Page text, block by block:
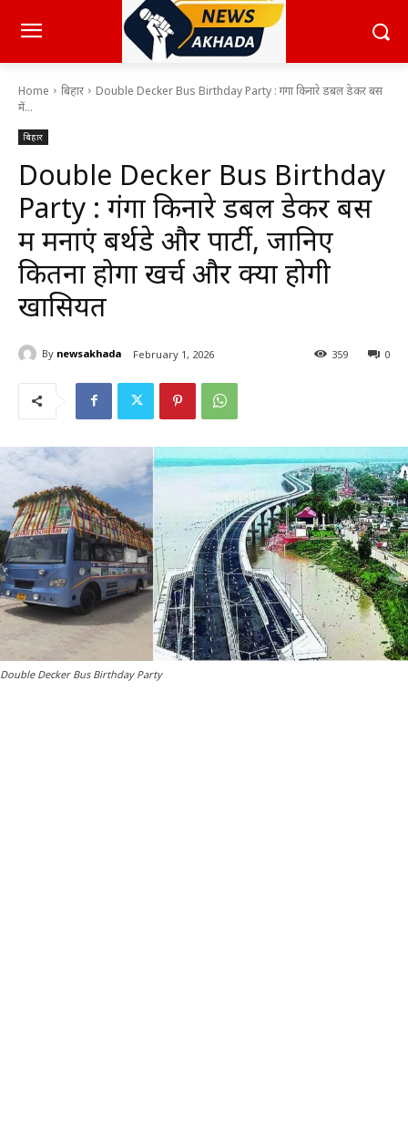
Home बिहार
Double Decker Bus Birthday Party : गंगा किनारे डबल डेकर बस
में...
बिहार
Double Decker Bus Birthday
Party : गंगा किनारे डबल डेकर बस
में मनाएं बर्थडे और पार्टी, जानिए
कितना होगा खर्च और क्या होगी
खासियत
By newsakhada February 1, 2026 0
359
Double Decker Bus Birthday Party